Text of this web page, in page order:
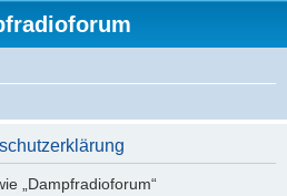
„Dampfradioforum“